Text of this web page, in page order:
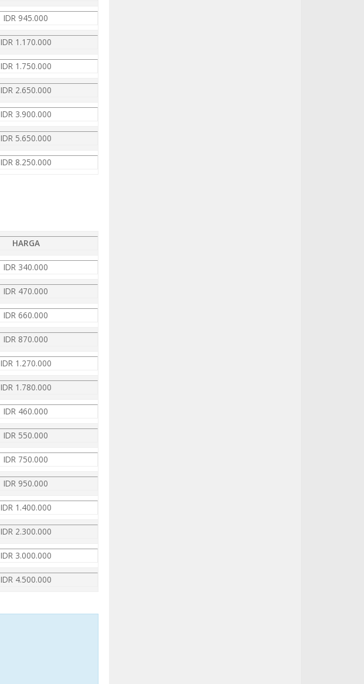
IDR 945.000
IDR 1.170.000
IDR 1.750.000
IDR 2.650.000
IDR 3.900.000
IDR 5.650.000
IDR 8.250.000
HARGA
IDR 340.000
IDR 470.000
IDR 660.000
IDR 870.000
IDR 1.270.000
IDR 1.780.000
IDR 460.000
IDR 550.000
IDR 750.000
IDR 950.000
IDR 1.400.000
IDR 2.300.000
IDR 3.000.000
IDR 4.500.000